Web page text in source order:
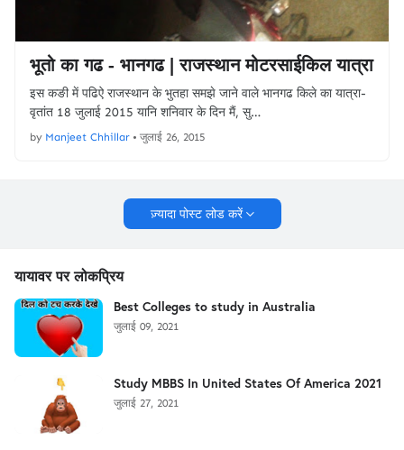
भूतो का गढ - भानगढ | राजस्थान मोटरसाईकिल यात्रा
इस कङी में पढिऐ राजस्थान के भुतहा समझे जाने वाले भानगढ किले का यात्रा-
वृतांत 18 जुलाई 2015 यानि शनिवार के दिन मैं, सु…
by Manjeet Chhillar • जुलाई 26, 2015
ज़्यादा पोस्ट लोड करें
यायावर पर लोकप्रिय
Best Colleges to study in Australia
जुलाई 09, 2021
Study MBBS In United States Of America 2021
जुलाई 27, 2021